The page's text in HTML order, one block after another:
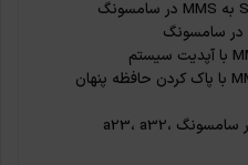
در سامسونگ
رفع مشکل تبدیل SMS به MMS با پاک کردن حافظه پنهان
مشکل ارسال پیامک طولانی در سامسونگ a23، a32،